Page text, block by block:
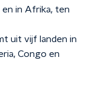
in Afrika, ten
uit vijf landen in
Congo en